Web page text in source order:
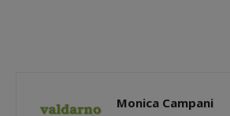
Monica Campani